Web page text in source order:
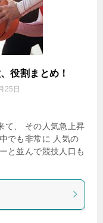
役割まとめ！
25日
て、 その人気急上昇
でも非常に 人気の
と並んで競技人口も